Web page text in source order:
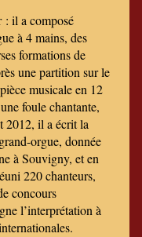
: il a composé
à 4 mains, des
formations de
une partition sur le
musicale en 12
foule chantante,
2012, il a écrit la
orgue, donnée
à Souvigny, et en
220 chanteurs,
concours
l’interprétation à